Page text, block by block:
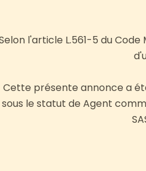
l'article L.561-5 du
Cette présente annonce a
sous le statut de Agent